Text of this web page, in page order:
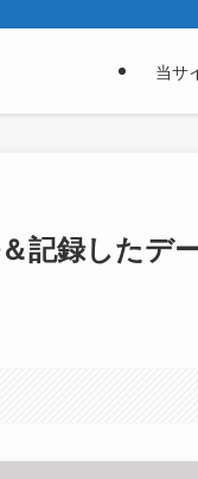
当サ
記録したデ